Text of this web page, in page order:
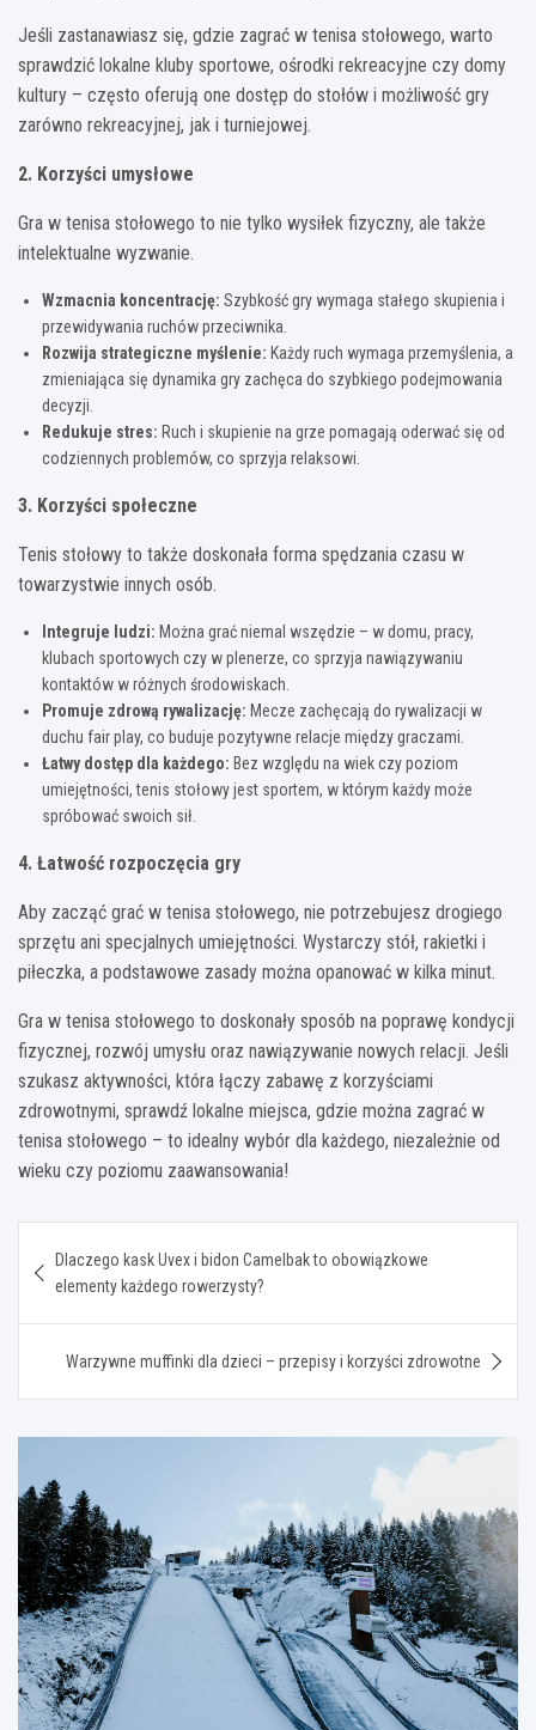
Jeśli zastanawiasz się, gdzie zagrać w tenisa stołowego, warto
sprawdzić lokalne kluby sportowe, ośrodki rekreacyjne czy domy
kultury – często oferują one dostęp do stołów i możliwość gry
zarówno rekreacyjnej, jak i turniejowej.
2. Korzyści umysłowe
Gra w tenisa stołowego to nie tylko wysiłek fizyczny, ale także
intelektualne wyzwanie.
Wzmacnia koncentrację: Szybkość gry wymaga stałego skupienia i
przewidywania ruchów przeciwnika.
Rozwija strategiczne myślenie: Każdy ruch wymaga przemyślenia, a
zmieniająca się dynamika gry zachęca do szybkiego podejmowania
decyzji.
Redukuje stres: Ruch i skupienie na grze pomagają oderwać się od
codziennych problemów, co sprzyja relaksowi.
3. Korzyści społeczne
Tenis stołowy to także doskonała forma spędzania czasu w
towarzystwie innych osób.
Integruje ludzi: Można grać niemal wszędzie – w domu, pracy,
klubach sportowych czy w plenerze, co sprzyja nawiązywaniu
kontaktów w różnych środowiskach.
Promuje zdrową rywalizację: Mecze zachęcają do rywalizacji w
duchu fair play, co buduje pozytywne relacje między graczami.
Łatwy dostęp dla każdego: Bez względu na wiek czy poziom
umiejętności, tenis stołowy jest sportem, w którym każdy może
spróbować swoich sił.
4. Łatwość rozpoczęcia gry
Aby zacząć grać w tenisa stołowego, nie potrzebujesz drogiego
sprzętu ani specjalnych umiejętności. Wystarczy stół, rakietki i
piłeczka, a podstawowe zasady można opanować w kilka minut.
Gra w tenisa stołowego to doskonały sposób na poprawę kondycji
fizycznej, rozwój umysłu oraz nawiązywanie nowych relacji. Jeśli
szukasz aktywności, która łączy zabawę z korzyściami
zdrowotnymi, sprawdź lokalne miejsca, gdzie można zagrać w
tenisa stołowego – to idealny wybór dla każdego, niezależnie od
wieku czy poziomu zaawansowania!
wpisu
Dlaczego kask Uvex i bidon Camelbak to obowiązkowe
elementy każdego rowerzysty?
Warzywne muffinki dla dzieci – przepisy i korzyści zdrowotne